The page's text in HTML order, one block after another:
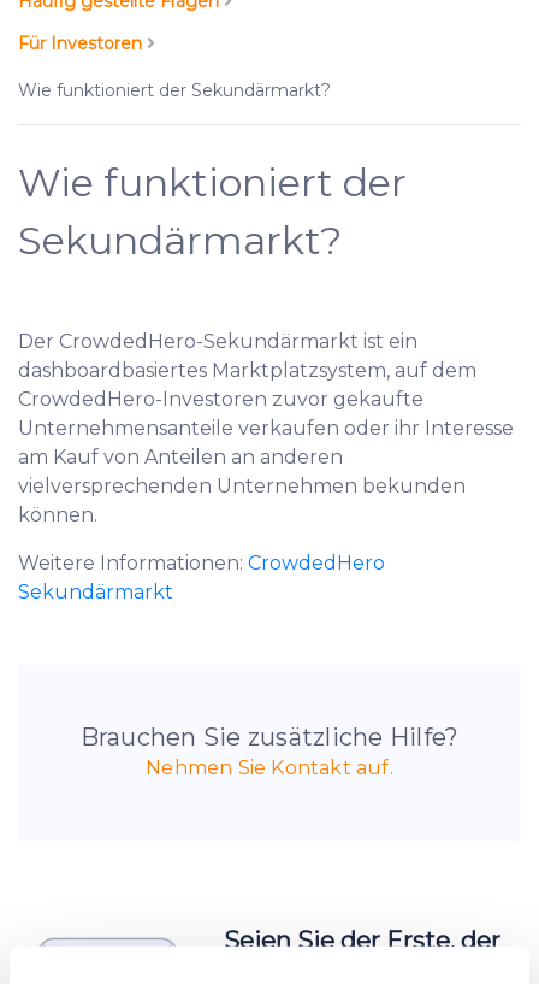
Für Investoren
Wie funktioniert der Sekundärmarkt?
Wie funktioniert der
Sekundärmarkt?
Der CrowdedHero-Sekundärmarkt ist ein
dashboardbasiertes Marktplatzsystem, auf dem
CrowdedHero-Investoren zuvor gekaufte
Unternehmensanteile verkaufen oder ihr Interesse
am Kauf von Anteilen an anderen
vielversprechenden Unternehmen bekunden
können.
Weitere Informationen: CrowdedHero
Sekundärmarkt
Brauchen Sie zusätzliche Hilfe?
Nehmen Sie Kontakt auf.
Seien Sie der Erste, der